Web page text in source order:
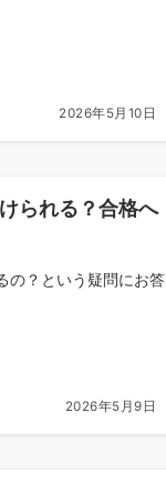
2026年5月10日
られる？合格へ
の？という疑問にお答
2026年5月9日